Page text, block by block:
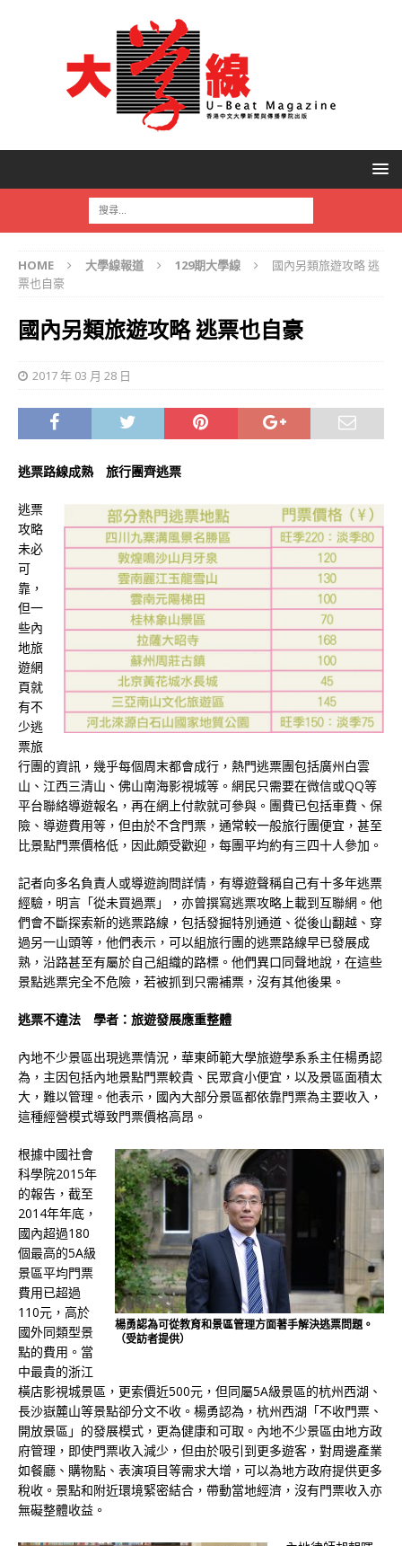
HOME 大學線報道 129期大學線
國內另類旅遊攻略 逃
票也自豪
國內另類旅遊攻略 逃票也自豪
2017 年 03 月 28 日
逃票路線成熟 旅行團齊逃票
逃票
攻略
未必
可
靠，
但一
些內
地旅
遊網
頁就
有不
少逃
票旅
行團的資訊，幾乎每個周末都會成行，熱門逃票團包括廣州白雲
山、江西三清山、佛山南海影視城等。網民只需要在微信或QQ等
平台聯絡導遊報名，再在網上付款就可參與。團費已包括車費、保
險、導遊費用等，但由於不含門票，通常較一般旅行團便宜，甚至
比景點門票價格低，因此頗受歡迎，每團平均約有三四十人參加。
記者向多名負責人或導遊詢問詳情，有導遊聲稱自己有十多年逃票
經驗，明言「從未買過票」，亦曾撰寫逃票攻略上載到互聯網。他
們會不斷探索新的逃票路線，包括發掘特別通道、從後山翻越、穿
過另一山頭等，他們表示，可以組旅行團的逃票路線早已發展成
熟，沿路甚至有屬於自己組織的路標。他們異口同聲地說，在這些
景點逃票完全不危險，若被抓到只需補票，沒有其他後果。
逃票不違法 學者：旅遊發展應重整體
內地不少景區出現逃票情況，華東師範大學旅遊學系系主任楊勇認
為，主因包括內地景點門票較貴、民眾貪小便宜，以及景區面積太
大，難以管理。他表示，國內大部分景區都依靠門票為主要收入，
這種經營模式導致門票價格高昂。
楊勇認為可從教育和景區管理方面著手解決逃票問題。
（受訪者提供）
根據中國社會
科學院2015年
的報告，截至
2014年年底，
國內超過180
個最高的5A級
景區平均門票
費用已超過
110元，高於
國外同類型景
點的費用。當
中最貴的浙江
橫店影視城景區，更索價近500元，但同屬5A級景區的杭州西湖、
長沙嶽麓山等景點卻分文不收。楊勇認為，杭州西湖「不收門票、
開放景區」的發展模式，更為健康和可取。內地不少景區由地方政
府管理，即使門票收入減少，但由於吸引到更多遊客，對周邊產業
如餐廳、購物點、表演項目等需求大增，可以為地方政府提供更多
稅收。景點和附近環境緊密結合，帶動當地經濟，沒有門票收入亦
無礙整體收益。